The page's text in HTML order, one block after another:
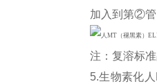
加入到第②
注：复溶标
5.生物素化